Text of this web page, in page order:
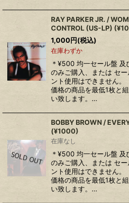
RAY PARKER JR. /
CONTROL (US-LP)
1,000円(税込)
在庫わずか
＊¥500 均一セール盤
のみご購入、または セ
ント使用はできません
価格の商品を最低1枚と
い致します。…
BOBBY BROWN /
(¥1000)
在庫なし
＊¥500 均一セール盤
のみご購入、または セ
ント使用はできません
価格の商品を最低1枚と
い致します。…